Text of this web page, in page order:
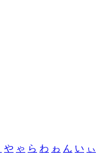
や ゃ ら わ ゎ ん い ぃ